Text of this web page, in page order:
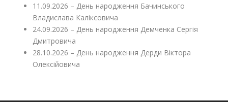
11.09.2026 – День народження Бачинського
Владислава Каліксовича
24.09.2026 – День народження Демченка Сергія
Дмитровича
28.10.2026 – День народження Дерди Віктора
Олексійовича